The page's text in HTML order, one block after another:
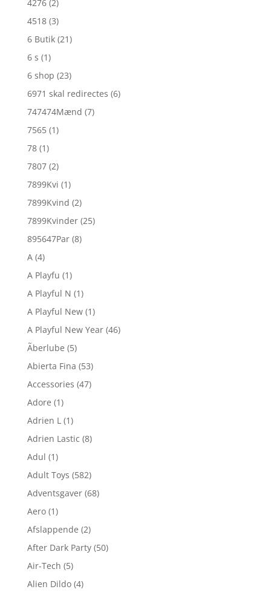
4276 (2)
4518 (3)
6 Butik (21)
6 s (1)
6 shop (23)
6971 skal redirectes (6)
747474Mænd (7)
7565 (1)
78 (1)
7807 (2)
7899Kvi (1)
7899Kvind (2)
7899Kvinder (25)
895647Par (8)
A (4)
A Playfu (1)
A Playful N (1)
A Playful New (1)
A Playful New Year (46)
Ãberlube (5)
Abierta Fina (53)
Accessories (47)
Adore (1)
Adrien L (1)
Adrien Lastic (8)
Adul (1)
Adult Toys (582)
Adventsgaver (68)
Aero (1)
Afslappende (2)
After Dark Party (50)
Air-Tech (5)
Alien Dildo (4)